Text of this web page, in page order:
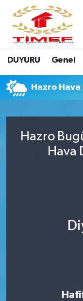
DUYURU Genel
Hazro Hava
Hazro
Hava
Anasayfa Kutu
Anasayfa
Canlı Yayın
Erasmus
Nöbetçi
Hava Durumu
Namaz
Süper Lig
Son Dakika